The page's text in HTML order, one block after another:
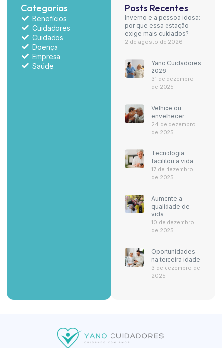
Categorias
Benefícios
Cuidadores
Cuidados
Doença
Empresa
Saúde
Posts Recentes
Inverno e a pessoa idosa:
por que essa estação
exige mais cuidados?
2 de agosto de 2026
Yano Cuidadores
2026
31 de dezembro
de 2025
Velhice ou
envelhecer
24 de dezembro
de 2025
Tecnologia
facilitou a vida
17 de dezembro
de 2025
Aumente a
qualidade de
vida
10 de dezembro
de 2025
Oportunidades
na terceira idade
3 de dezembro de
2025